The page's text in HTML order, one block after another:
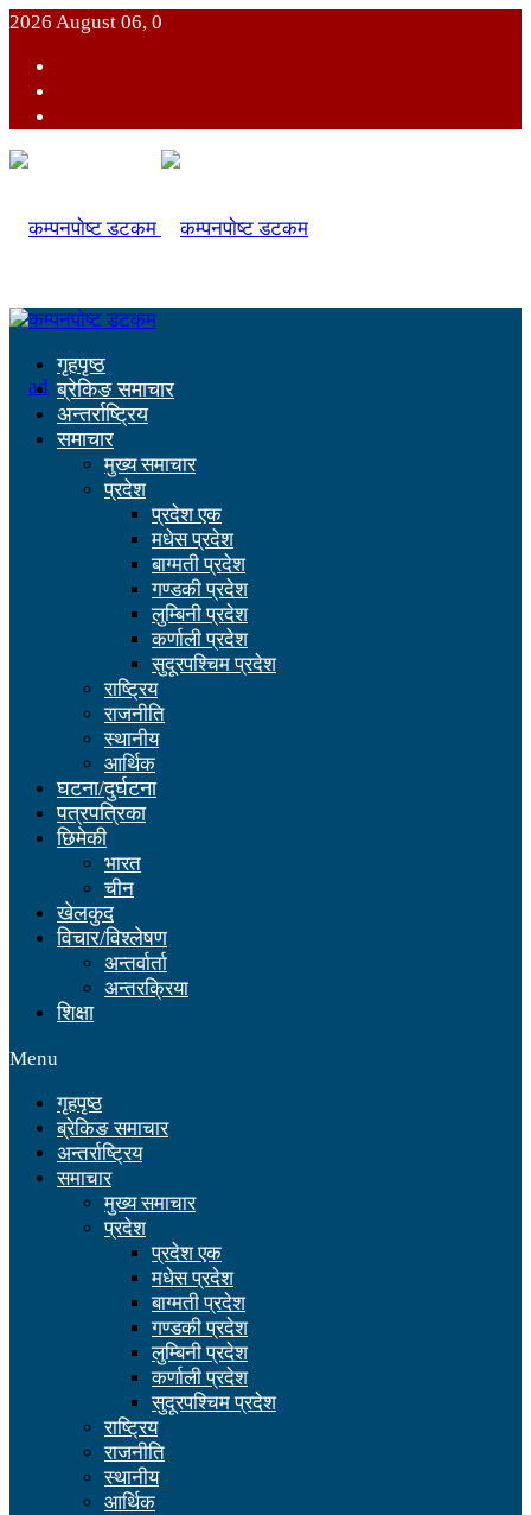
2026 August 06, 0
गृहपृष्ठ
ब्रेकिङ समाचार
अन्तर्राष्ट्रिय
समाचार
मुख्य समाचार
प्रदेश
प्रदेश एक
मधेस प्रदेश
बाग्मती प्रदेश
गण्डकी प्रदेश
लुम्बिनी प्रदेश
कर्णाली प्रदेश
सुदूरपश्चिम प्रदेश
राष्ट्रिय
राजनीति
स्थानीय
आर्थिक
घटना/दुर्घटना
पत्रपत्रिका
छिमेकी
भारत
चीन
खेलकुद
विचार/विश्लेषण
अन्तर्वार्ता
अन्तरक्रिया
शिक्षा
Menu
गृहपृष्ठ
ब्रेकिङ समाचार
अन्तर्राष्ट्रिय
समाचार
मुख्य समाचार
प्रदेश
प्रदेश एक
मधेस प्रदेश
बाग्मती प्रदेश
गण्डकी प्रदेश
लुम्बिनी प्रदेश
कर्णाली प्रदेश
सुदूरपश्चिम प्रदेश
राष्ट्रिय
राजनीति
स्थानीय
आर्थिक